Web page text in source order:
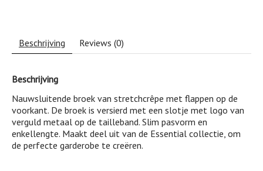
Beschrijving Reviews (0)
Beschrijving
Nauwsluitende broek van stretchcrêpe met flappen op de
voorkant. De broek is versierd met een slotje met logo van
verguld metaal op de tailleband. Slim pasvorm en
enkellengte. Maakt deel uit van de Essential collectie, om
de perfecte garderobe te creëren.